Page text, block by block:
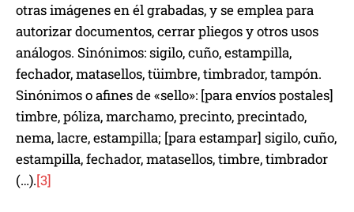
otras imágenes en él grabadas, y se emplea para
autorizar documentos, cerrar pliegos y otros usos
análogos. Sinónimos: sigilo, cuño, estampilla,
fechador, matasellos, tüimbre, timbrador, tampón.
Sinónimos o afines de «sello»: [para envíos postales]
timbre, póliza, marchamo, precinto, precintado,
nema, lacre, estampilla; [para estampar] sigilo, cuño,
estampilla, fechador, matasellos, timbre, timbrador
(…).[3]